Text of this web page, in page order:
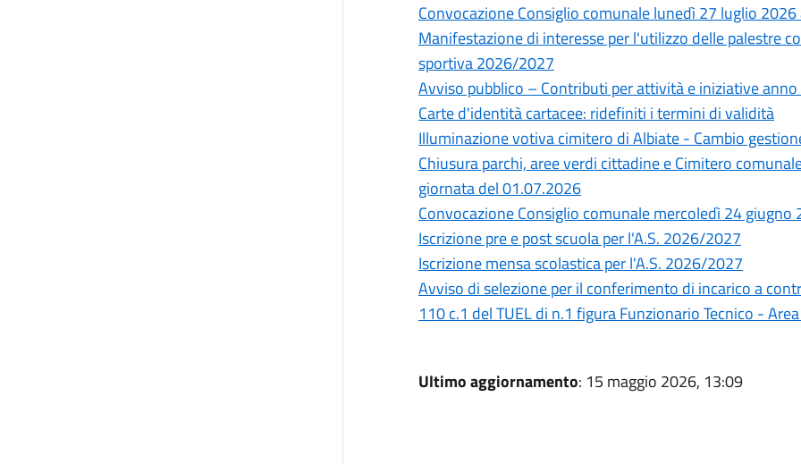
Convocazione Consiglio comunale lunedì 27 luglio
Manifestazione di interesse per l'utilizzo delle palestre
sportiva 2026/2027
Avviso pubblico – Contributi per attività e iniziative
Carte d'identità cartacee: ridefiniti i termini di validità
Illuminazione votiva cimitero di Albiate - Cambio
Chiusura parchi, aree verdi cittadine e Cimitero
giornata del 01.07.2026
Convocazione Consiglio comunale mercoledì 24 giugno
Iscrizione pre e post scuola per l'A.S. 2026/2027
Iscrizione mensa scolastica per l'A.S. 2026/2027
Avviso di selezione per il conferimento di incarico a
110 c.1 del TUEL di n.1 figura Funzionario Tecnico -
Ultimo aggiornamento: 15 maggio 2026, 13:09